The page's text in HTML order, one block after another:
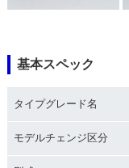
VSE・カラーチェン
基本スペック
タイプグレード名
モデルチェンジ区分